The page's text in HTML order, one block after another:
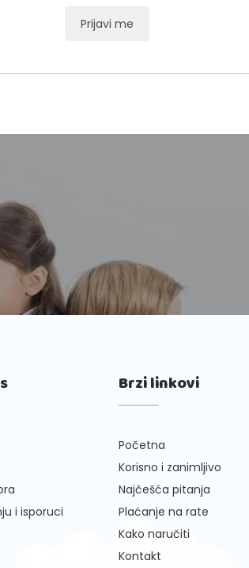
Prijavi me
i isporuci
Brzi linkovi
Početna
Korisno i zanimljivo
Najčešća pitanja
Plaćanje na rate
Kako naručiti
Kontakt